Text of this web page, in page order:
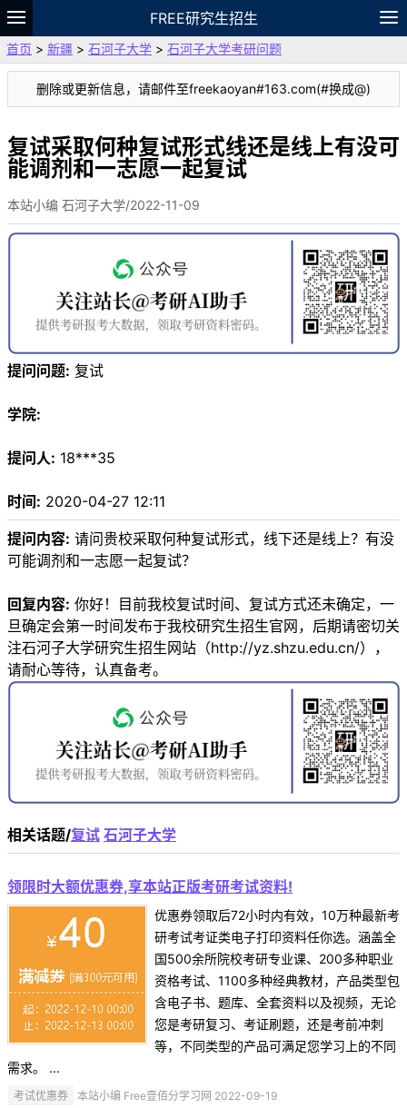
FREE研究生招生
题库
故事 专题 APP 笔记
VIP
资料
首页 > 新疆 > 石河子大学 > 石河子大学考研问题
删除或更新信息，请邮件至freekaoyan#163.com(#换成@)
复试采取何种复试形式线还是线上有没可
能调剂和一志愿一起复试
本站小编 石河子大学/2022-11-09
提问问题: 复试
学院:
提问人: 18***35
时间: 2020-04-27 12:11
提问内容: 请问贵校采取何种复试形式，线下还是线上？有没
可能调剂和一志愿一起复试？
回复内容: 你好！目前我校复试时间、复试方式还未确定，一
旦确定会第一时间发布于我校研究生招生官网，后期请密切关
注石河子大学研究生招生网站（http://yz.shzu.edu.cn/），
请耐心等待，认真备考。
相关话题/复试 石河子大学
领限时大额优惠券,享本站正版考研考试资料!
优惠券领取后72小时内有效，10万种最新考
研考试考证类电子打印资料任你选。涵盖全
国500余所院校考研专业课、200多种职业
资格考试、1100多种经典教材，产品类型包
含电子书、题库、全套资料以及视频，无论
您是考研复习、考证刷题，还是考前冲刺
等，不同类型的产品可满足您学习上的不同
需求。 ...
考试优惠券 本站小编 Free壹佰分学习网 2022-09-19